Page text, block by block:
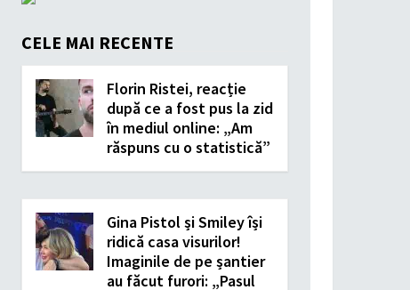
CELE MAI RECENTE
Florin Ristei, reacție
după ce a fost pus la zid
în mediul online: „Am
răspuns cu o statistică”
Gina Pistol și Smiley își
ridică casa visurilor!
Imaginile de pe șantier
au făcut furori: „Pasul